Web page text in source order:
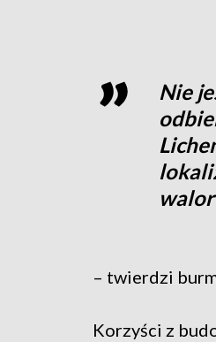
Nie
– twierdzi
Korzyści z